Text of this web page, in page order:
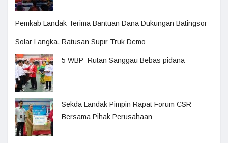
Pemkab Landak Terima Bantuan Dana Dukungan Batingsor
Solar Langka, Ratusan Supir Truk Demo
5 WBP Rutan Sanggau Bebas pidana
Sekda Landak Pimpin Rapat Forum CSR
Bersama Pihak Perusahaan